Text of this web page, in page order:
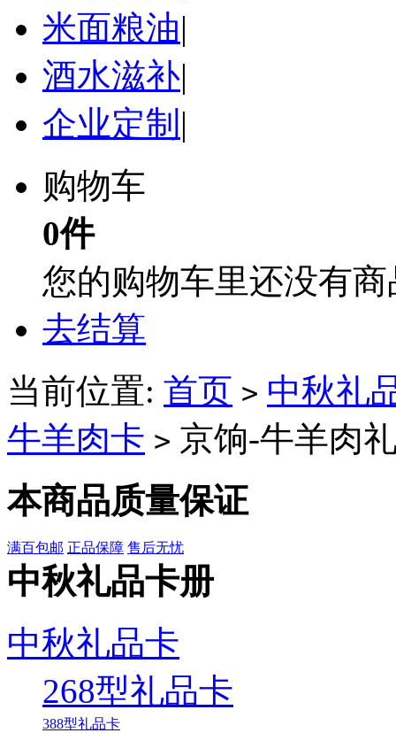
米面粮油|
酒水滋补|
企业定制|
购物车
0件
您的购物车里还没有
去结算
当前位置: 首页 > 中秋礼
牛羊肉卡 > 京饷-牛羊肉
本商品质量保证
满百包邮 正品保障 售后无忧
中秋礼品卡册
中秋礼品卡
268型礼品卡
388型礼品卡